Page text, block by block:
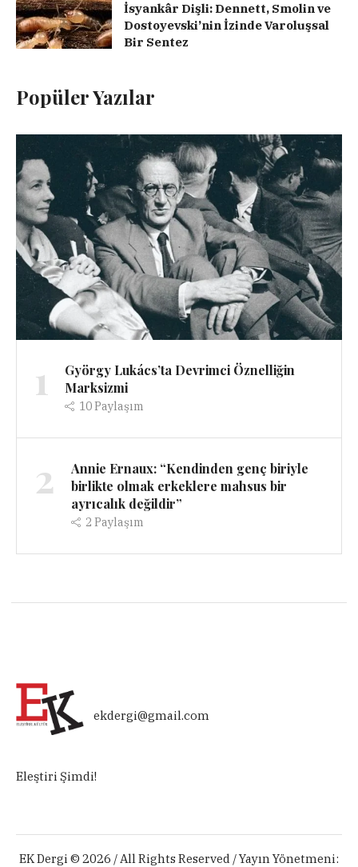
İsyankâr Dişli: Dennett, Smolin ve
Dostoyevski’nin İzinde Varoluşsal
Bir Sentez
Popüler Yazılar
1
György Lukács’ta Devrimci Öznelliğin
Marksizmi
10Paylaşım
2
Annie Ernaux: “Kendinden genç biriyle
birlikte olmak erkeklere mahsus bir
ayrıcalık değildir”
2 Paylaşım
ekdergi@gmail.com
Eleştiri Şimdi!
EK Dergi © 2026 / All Rights Reserved / Yayın Yönetmeni: